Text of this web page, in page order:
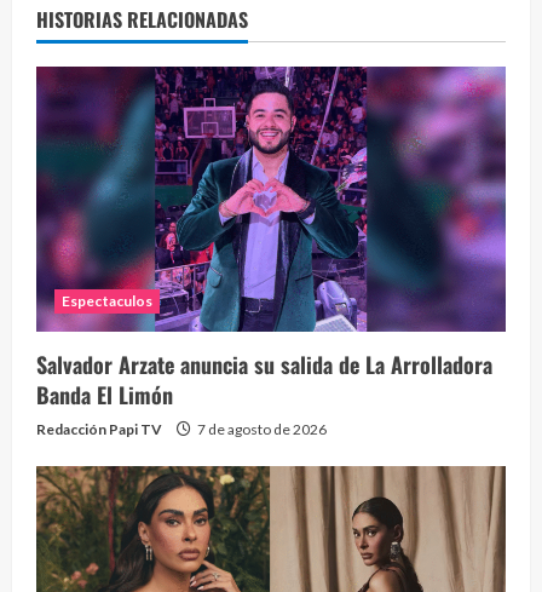
HISTORIAS RELACIONADAS
Espectaculos
Salvador Arzate anuncia su salida de La Arrolladora
Banda El Limón
Redacción Papi TV 7 de agosto de 2026